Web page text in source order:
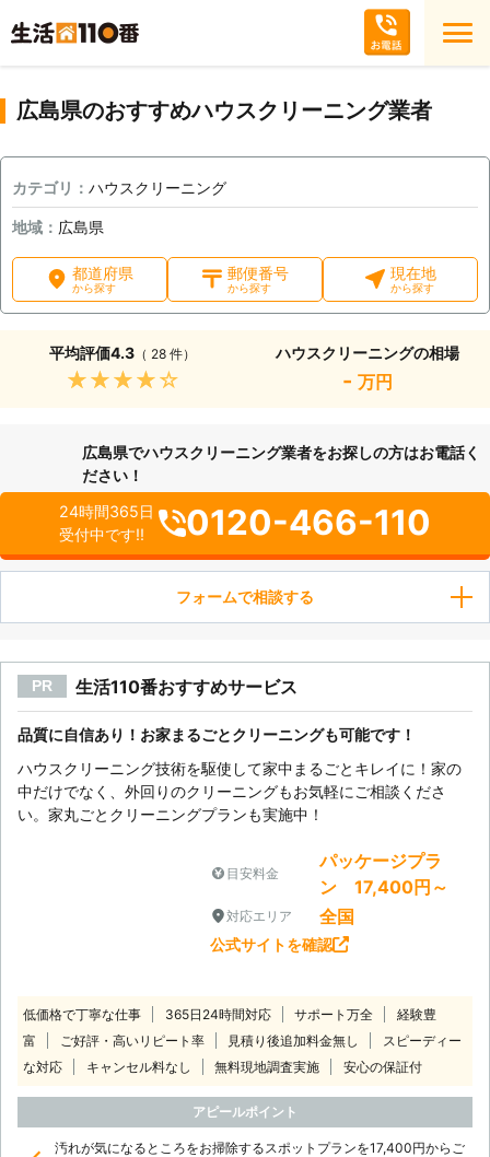
広島県のおすすめハウスクリーニング業者
カテゴリ： ハウスクリーニング
地域： 広島県
都道府県
から探す
郵便番号
から探す
現在地
から探す
平均評価4.3 （ 28 件）
★★★★★
ハウスクリーニングの相場
- 万円
広島県でハウスクリーニング業者をお探しの方はお電話く
ださい！
24時間365日
受付中です!!
0120-466-110
フォームで相談する
PR 生活110番おすすめサービス
品質に自信あり！お家まるごとクリーニングも可能です！
ハウスクリーニング技術を駆使して家中まるごとキレイに！家の
中だけでなく、外回りのクリーニングもお気軽にご相談くださ
い。家丸ごとクリーニングプランも実施中！
目安料金
パッケージプラ
ン 17,400円～
対応エリア 全国
公式サイトを確認
低価格で丁寧な仕事 365日24時間対応 サポート万全
経験豊
富
ご好評・高いリピート率 見積り後追加料金無し
スピーディー
な対応
キャンセル料なし 無料現地調査実施 安心の保証付
アピールポイント
汚れが気になるところをお掃除するスポットプランを17,400円からご